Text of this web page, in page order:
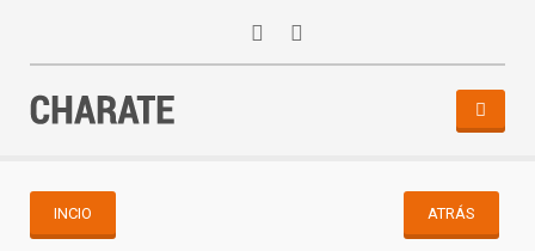
AGENDA
ACTIVIDADES
INCIO ATRÁS